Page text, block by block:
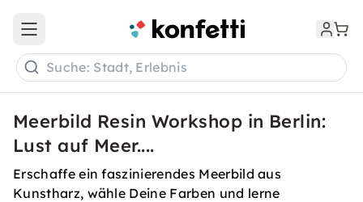
Open main menu
Suche: Stadt, Erlebnis
Meerbild Resin Workshop in Berlin:
Lust auf Meer....
Erschaffe ein faszinierendes Meerbild aus
Kunstharz, wähle Deine Farben und lerne